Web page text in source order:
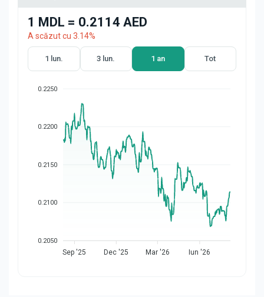
1 MDL = 0.2114 AED
A scăzut cu 3.14%
1 lun. 3 lun. 1 an Tot
0.2250
0.2200
0.2150
0.2100
0.2050
Sep '25 Dec '25 Mar '26 Iun '26